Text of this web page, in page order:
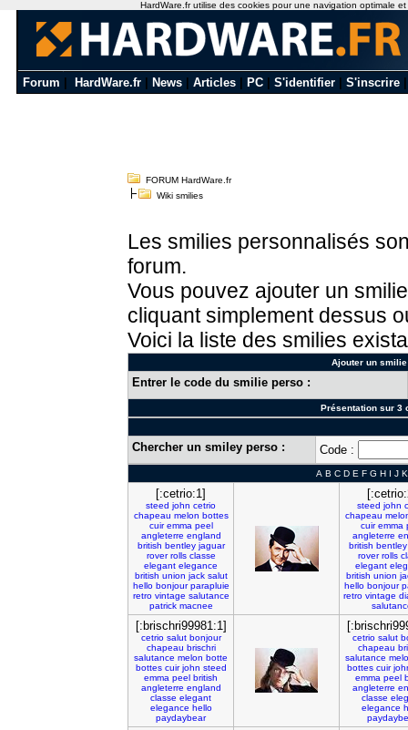
Forum HardWare.fr News Articles PC S'identifier S'inscrire
FORUM HardWare.fr
Wiki smilies
Les smilies personnalisés
forum.
Vous pouvez ajouter un
cliquant simplement dessus
Voici la liste des smilies
Ajouter un
Entrer le code du smilie perso :
Présentation sur 3
Chercher un smiley perso : Code :
A B C D E F G H I J K
[:cetrio:1]
steed john cetrio
chapeau melon bottes
cuir emma peel
angleterre england
british bentley jaguar
rover rolls classe
elegant elegance
british union jack salut
hello bonjour parapluie
retro vintage salutance
patrick macnee
steed john
chapeau
cuir emma
angleterre
british bentley
rover rolls
elegant
british union
hello bonjour
retro vintage
[:brischri99981:1]
cetrio salut bonjour
chapeau brischri
salutance melon botte
bottes cuir john steed
emma peel british
angleterre england
classe elegant
elegance hello
paydaybear
cetrio salut
chapeau
salutance
bottes cuir
emma peel
angleterre
classe
elegance
HardWare.fr utilise des cookies pour une navigation optimale